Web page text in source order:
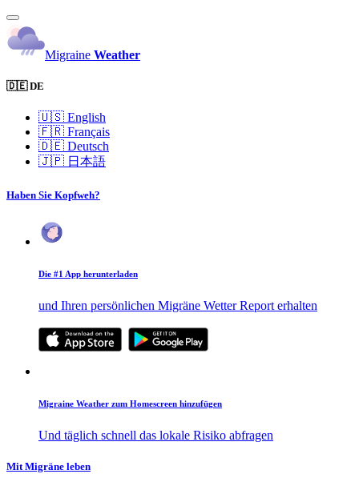
Migraine Weather
🇩🇪 DE
🇺🇸 English
🇫🇷 Français
🇩🇪 Deutsch
🇯🇵 日本語
Haben Sie Kopfweh?
Die #1 App herunterladen
und Ihren persönlichen Migräne Wetter Report erhalten
Migraine Weather zum Homescreen hinzufügen
Und täglich schnell das lokale Risiko abfragen
Mit Migräne leben